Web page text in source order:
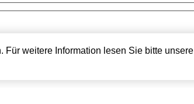
weitere Information lesen Sie bitte unsere